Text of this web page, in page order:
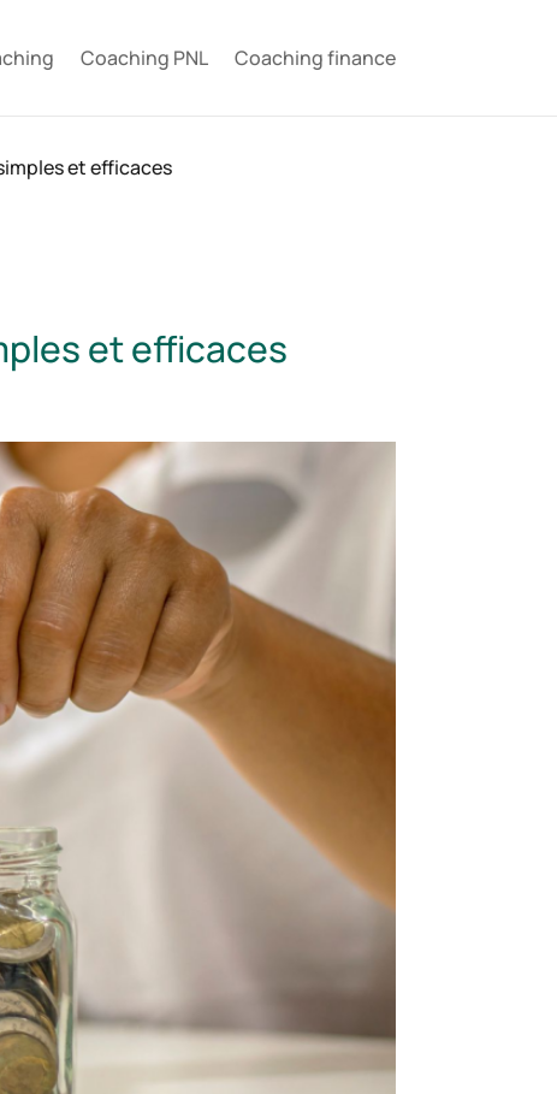
Coaching PNL Coaching finance
et efficaces
et efficaces